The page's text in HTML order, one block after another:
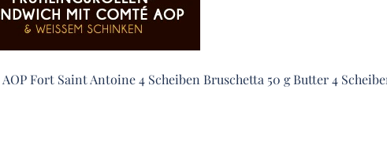
Fort Saint Antoine 4 Scheiben Bruschetta 50 g Butter 4